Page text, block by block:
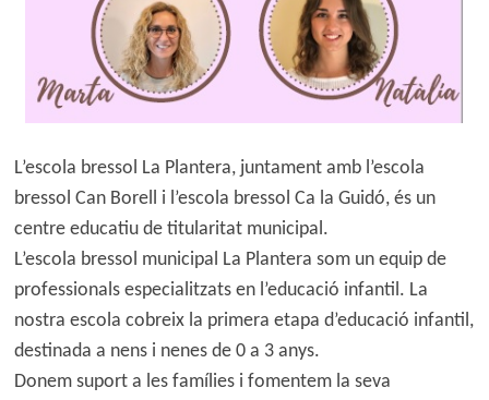
L’escola bressol La Plantera, juntament amb l’escola
bressol Can Borell i l’escola bressol Ca la Guidó, és un
centre educatiu de titularitat municipal.
L’escola bressol municipal La Plantera som un equip de
professionals especialitzats en l’educació infantil. La
nostra escola cobreix la primera etapa d’educació infantil,
destinada a nens i nenes de 0 a 3 anys.
Donem suport a les famílies i fomentem la seva